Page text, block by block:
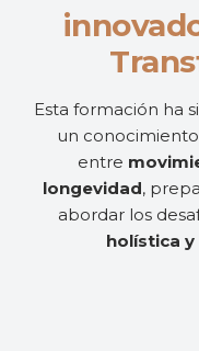
Esta formación ha
un
entre
longevidad,
abordar los
holística